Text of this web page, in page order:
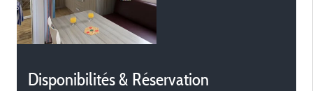
Disponibilités & Réservation